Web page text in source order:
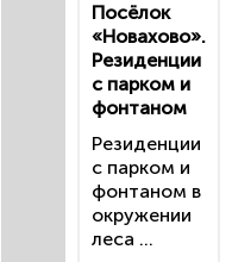
Посёлок
«Новахово».
Резиденции
с парком и
фонтаном
Резиденции
с парком и
фонтаном в
окружении
леса ...